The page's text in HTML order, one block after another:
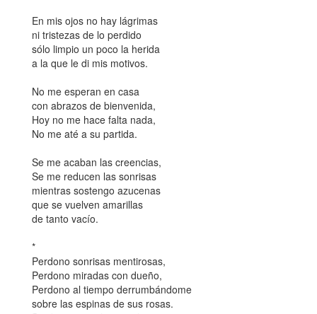
En mis ojos no hay lágrimas
ni tristezas de lo perdido
sólo limpio un poco la herida
a la que le di mis motivos.
No me esperan en casa
con abrazos de bienvenida,
Hoy no me hace falta nada,
No me até a su partida.
Se me acaban las creencias,
Se me reducen las sonrisas
mientras sostengo azucenas
que se vuelven amarillas
de tanto vacío.
*
Perdono sonrisas mentirosas,
Perdono miradas con dueño,
Perdono al tiempo derrumbándome
sobre las espinas de sus rosas.